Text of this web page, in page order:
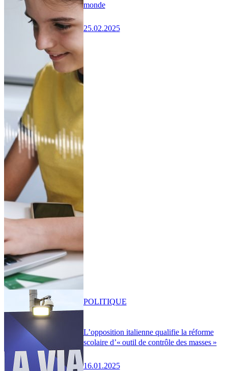
monde
25.02.2025
L’opposition italienne qualifie la réforme
scolaire d’« outil de contrôle des masses »
16.01.2025
POLITIQUE